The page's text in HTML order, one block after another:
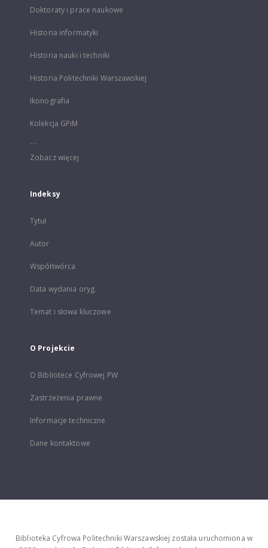
Doktoraty i prace naukowe
Historia informatyki
Historia nauki i techniki
Historia Politechniki Warszawskiej
Ikonografia
Kolekcja GPiM
...
Zobacz więcej
Indeksy
Tytuł
Autor
Współtwórca
Data wydania oryg.
Temat i słowa kluczowe
O Projekcie
O Bibliotece Cyfrowej PW
Zastrzeżenia prawne
Informacje techniczne
Dane kontaktowe
Biblioteka Cyfrowa Politechniki Warszawskiej została uruchomiona w